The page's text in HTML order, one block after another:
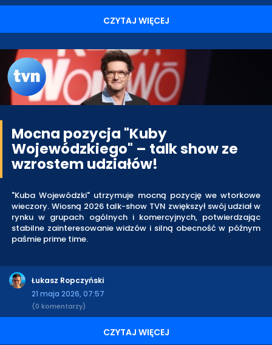
CZYTAJ WIĘCEJ
Mocna pozycja "Kuby
Wojewódzkiego" – talk show ze
wzrostem udziałów!
"Kuba Wojewódzki" utrzymuje mocną pozycję we wtorkowe
wieczory. Wiosną 2026 talk-show TVN zwiększył swój udział w
rynku w grupach ogólnych i komercyjnych, potwierdzając
stabilne zainteresowanie widzów i silną obecność w późnym
paśmie prime time.
Łukasz Ropczyński
21 maja 2026, 07:57
(0 komentarzy)
CZYTAJ WIĘCEJ